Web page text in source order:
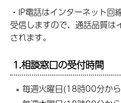
・IP電話はインターネット
受信しますので、通話品質は
されます。
1.相談窓口の受付時間
毎週火曜日(18時00分か